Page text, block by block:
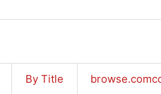
By Title